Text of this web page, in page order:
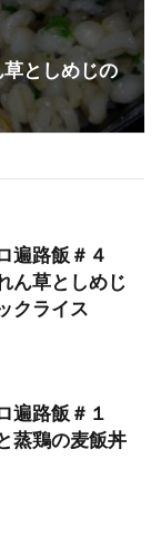
としめじの
遍路飯＃４
ん草としめじ
クライス
遍路飯＃１
蒸鶏の麦飯丼